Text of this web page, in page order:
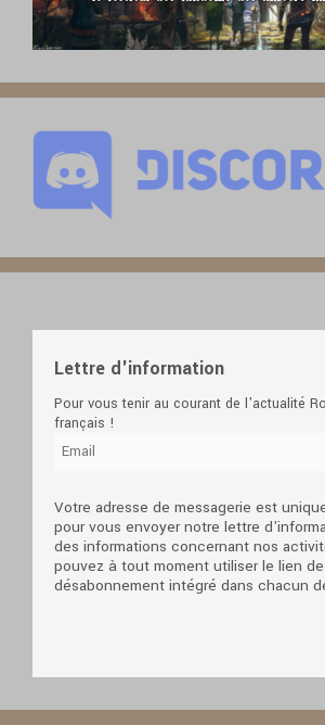
Lettre d'information
Pour vous tenir au courant de l'actualité
français !
Votre adresse de messagerie est
pour vous envoyer notre lettre
des informations concernant nos
pouvez à tout moment utiliser le lien de
désabonnement intégré dans chacun